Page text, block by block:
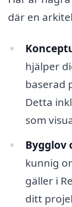
där en
hjälper
baserad
Detta
som
Bygglov
kunnig
gäller i
ditt